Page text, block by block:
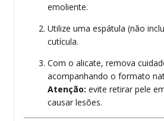
emoliente.
Utilize uma espátula (não
cutícula.
Com o alicate, remova
acompanhando o formato
Atenção: evite retirar pele
causar lesões.